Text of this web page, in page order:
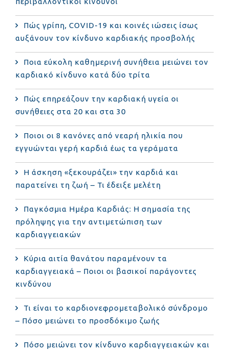
Πώς γρίπη, COVID-19 και κοινές ιώσεις ίσως
αυξάνουν τον κίνδυνο καρδιακής προσβολής
Ποια εύκολη καθημερινή συνήθεια μειώνει τον
καρδιακό κίνδυνο κατά δύο τρίτα
Πώς επηρεάζουν την καρδιακή υγεία οι
συνήθειες στα 20 και στα 30
Ποιοι οι 8 κανόνες από νεαρή ηλικία που
εγγυώνται γερή καρδιά έως τα γεράματα
Η άσκηση «ξεκουράζει» την καρδιά και
παρατείνει τη ζωή – Τι έδειξε μελέτη
Παγκόσμια Ημέρα Καρδιάς: Η σημασία της
πρόληψης για την αντιμετώπιση των
καρδιαγγειακών
Κύρια αιτία θανάτου παραμένουν τα
καρδιαγγειακά – Ποιοι οι βασικοί παράγοντες
κινδύνου
Τι είναι το καρδιονεφρομεταβολικό σύνδρομο
– Πόσο μειώνει το προσδόκιμο ζωής
Πόσο μειώνει τον κίνδυνο καρδιαγγειακών και